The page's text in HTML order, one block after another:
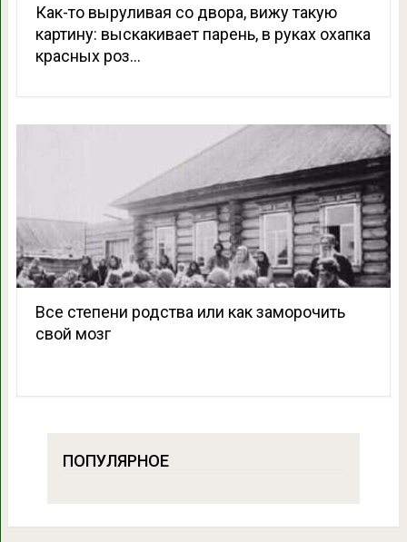
Как-то выруливая со двора, вижу такую
картину: выскакивает парень, в руках охапка
красных роз…
Все степени родства или как заморочить
свой мозг
ПОПУЛЯРНОЕ